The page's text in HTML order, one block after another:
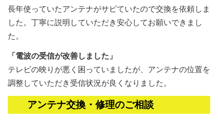
長年使っていたアンテナがサビていたので交換を依頼しま
した。丁寧に説明していただき安心してお願いできまし
た。
「電波の受信が改善しました」
テレビの映りが悪く困っていましたが、アンテナの位置を
調整していただき受信状況が良くなりました。
アンテナ交換・修理のご相談